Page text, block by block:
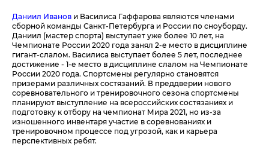
Даниил Иванов и Василиса Гаффарова являются членами
сборной команды Санкт-Петербурга и России по сноуборду.
Даниил (мастер спорта) выступает уже более 10 лет, на
Чемпионате России 2020 года занял 2-е место в дисциплине
гигант-слалом. Василиса выступает более 5 лет, последнее
достижение - 1-е место в дисциплине слалом на Чемпионате
России 2020 года. Спортсмены регулярно становятся
призерами различных состязаний. В преддверии нового
соревновательного и тренировочного сезона спортсмены
планируют выступление на всероссийских состязаниях и
подготовку к отбору на чемпионат Мира 2021, но из-за
изношенного инвентаря участие в соревнованиях и
тренировочном процессе под угрозой, как и карьера
перспективных ребят.